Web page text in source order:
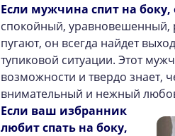
Если мужчина спит на боку,
спокойный, уравновешенный,
пугают, он всегда найдет
тупиковой ситуации. Этот
возможности и твердо знает,
внимательный и нежный
Если ваш избранник
любит спать на боку,